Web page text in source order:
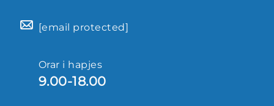
[email protected]
Orar i hapjes
9.00-18.00